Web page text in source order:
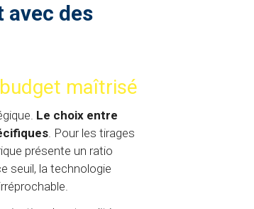
des
maîtrisé
Le choix entre
. Pour les tirages
présente un ratio
seuil, la technologie